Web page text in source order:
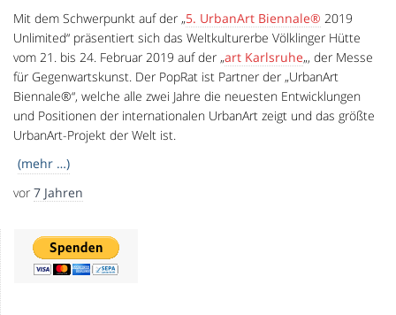
Mit dem Schwerpunkt auf der „5. UrbanArt Biennale® 2019
Unlimited“ präsentiert sich das Weltkulturerbe Völklinger Hütte
vom 21. bis 24. Februar 2019 auf der „art Karlsruhe„, der Messe
für Gegenwartskunst. Der PopRat ist Partner der „UrbanArt
Biennale®“, welche alle zwei Jahre die neuesten Entwicklungen
und Positionen der internationalen UrbanArt zeigt und das größte
UrbanArt-Projekt der Welt ist.
(mehr …)
vor 7 Jahren